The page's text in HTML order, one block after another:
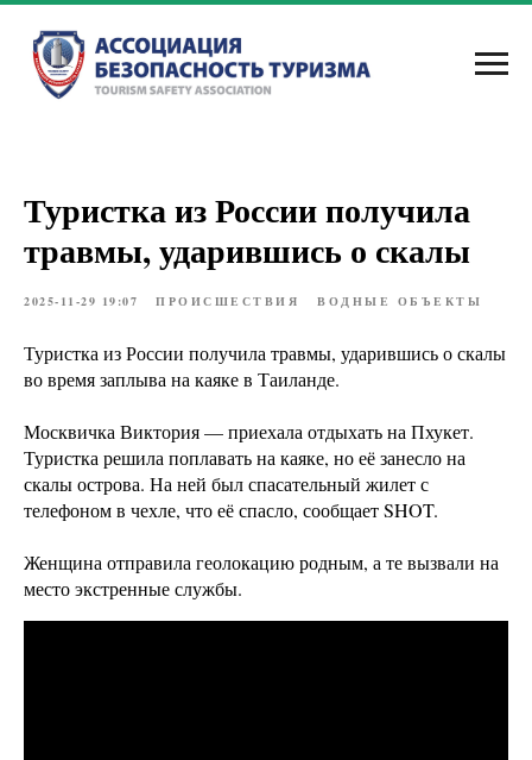
Туристка из России получила
травмы, ударившись о скалы
2025-11-29 19:07 ПРОИСШЕСТВИЯ ВОДНЫЕ ОБЪЕКТЫ
Туристка из России получила травмы, ударившись о скалы
во время заплыва на каяке в Таиланде.
Москвичка Виктория — приехала отдыхать на Пхукет.
Туристка решила поплавать на каяке, но её занесло на
скалы острова. На ней был спасательный жилет с
телефоном в чехле, что её спасло, сообщает SHOT.
Женщина отправила геолокацию родным, а те вызвали на
место экстренные службы.